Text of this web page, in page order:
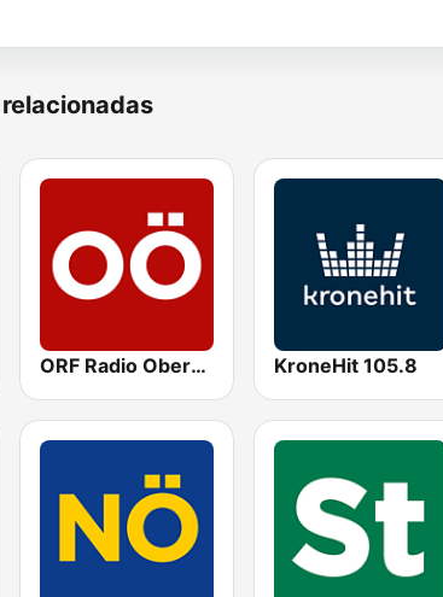
ORF Radio Oberösterreich KroneHit 105.8